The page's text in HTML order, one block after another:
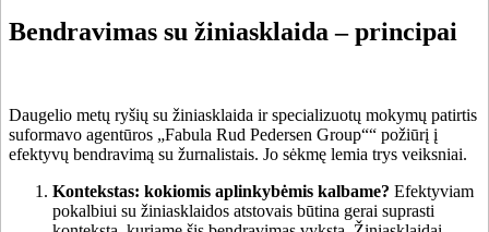
Bendravimas su žiniasklaida – principai
Daugelio metų ryšių su žiniasklaida ir specializuotų mokymų patirtis
suformavo agentūros „Fabula Rud Pedersen Group““ požiūrį į
efektyvų bendravimą su žurnalistais. Jo sėkmę lemia trys veiksniai.
Kontekstas: kokiomis aplinkybėmis kalbame? Efektyviam
pokalbiui su žiniasklaidos atstovais būtina gerai suprasti